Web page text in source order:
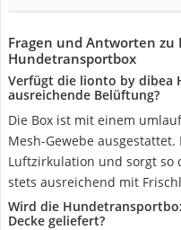
Fragen und Antworten zu
Hundetransportbox
Verfügt die lionto by dibea
ausreichende Belüftung?
Die Box ist mit einem
Mesh-Gewebe
Luftzirkulation und sorgt so
stets ausreichend mit
Wird die
Decke geliefert?